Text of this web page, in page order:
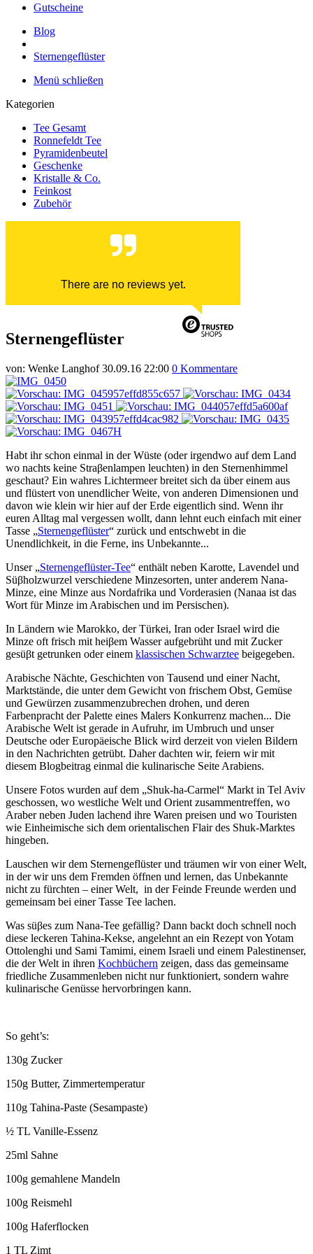
Gutscheine
Blog
Sternengeflüster
Menü schließen
Kategorien
Tee Gesamt
Ronnefeldt Tee
Pyramidenbeutel
Geschenke
Kristalle & Co.
Feinkost
Zubehör
There are no reviews yet.
Sternengeflüster
von: Wenke Langhof 30.09.16 22:00 0 Kommentare
Habt ihr schon einmal in der Wüste (oder irgendwo auf dem Land
wo nachts keine Straβenlampen leuchten) in den Sternenhimmel
geschaut? Ein wahres Lichtermeer breitet sich da über einem aus
und flüstert von unendlicher Weite, von anderen Dimensionen und
davon wie klein wir hier auf der Erde eigentlich sind. Wenn ihr
euren Alltag mal vergessen wollt, dann lehnt euch einfach mit einer
Tasse „Sternengeflüster“ zurück und entschwebt in die
Unendlichkeit, in die Ferne, ins Unbekannte...
Unser „Sternengeflüster-Tee“ enthält neben Karotte, Lavendel und
Süβholzwurzel verschiedene Minzesorten, unter anderem Nana-
Minze, eine Minze aus Nordafrika und Vorderasien (Nanaa ist das
Wort für Minze im Arabischen und im Persischen).
In Ländern wie Marokko, der Türkei, Iran oder Israel wird die
Minze oft frisch mit heiβem Wasser aufgebrüht und mit Zucker
gesüβt getrunken oder einem klassischen Schwarztee beigegeben.
Arabische Nächte, Geschichten von Tausend und einer Nacht,
Marktstände, die unter dem Gewicht von frischem Obst, Gemüse
und Gewürzen zusammenzubrechen drohen, und deren
Farbenpracht der Palette eines Malers Konkurrenz machen... Die
Arabische Welt ist gerade in Aufruhr, im Umbruch und unser
Deutsche oder Europäeische Blick wird derzeit von vielen Bildern
in den Nachrichten getrübt. Daher dachten wir, feiern wir mit
diesem Blogbeitrag einmal die kulinarische Seite Arabiens.
Unsere Fotos wurden auf dem „Shuk-ha-Carmel“ Markt in Tel Aviv
geschossen, wo westliche Welt und Orient zusammentreffen, wo
Araber neben Juden lachend ihre Waren preisen und wo Touristen
wie Einheimische sich dem orientalischen Flair des Shuk-Marktes
hingeben.
Lauschen wir dem Sternengeflüster und träumen wir von einer Welt,
in der wir uns dem Fremden öffnen und lernen, das Unbekannte
nicht zu fürchten – einer Welt, in der Feinde Freunde werden und
gemeinsam bei einer Tasse Tee lachen.
Was süβes zum Nana-Tee gefällig? Dann backt doch schnell noch
diese leckeren Tahina-Kekse, angelehnt an ein Rezept von Yotam
Ottolenghi und Sami Tamimi, einem Israeli und einem Palestinenser,
die der Welt in ihren Kochbüchern zeigen, dass das gemeinsame
friedliche Zusammenleben nicht nur funktioniert, sondern wahre
kulinarische Genüsse hervorbringen kann.
So geht’s:
130g Zucker
150g Butter, Zimmertemperatur
110g Tahina-Paste (Sesampaste)
½ TL Vanille-Essenz
25ml Sahne
100g gemahlene Mandeln
100g Reismehl
100g Haferflocken
1 TL Zimt